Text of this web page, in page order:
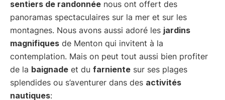
sentiers de randonnée nous ont offert des
panoramas spectaculaires sur la mer et sur les
montagnes. Nous avons aussi adoré les jardins
magnifiques de Menton qui invitent à la
contemplation. Mais on peut tout aussi bien profiter
de la baignade et du farniente sur ses plages
splendides ou s’aventurer dans des activités
nautiques: